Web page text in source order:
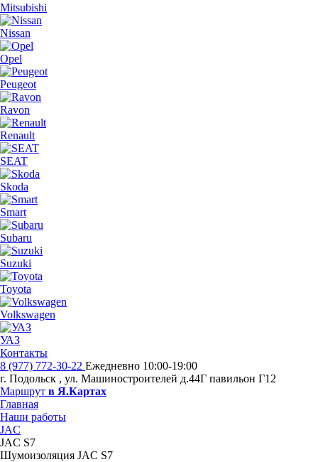
Mitsubishi
Nissan
Opel
Peugeot
Ravon
Renault
SEAT
Skoda
Smart
Subaru
Suzuki
Toyota
Volkswagen
УАЗ
Контакты
8 (977) 772-30-22 Ежедневно 10:00-19:00
г. Подольск , ул. Машиностроителей д.44Г павильон Г12
Маршрут в Я.Картах
Главная
Наши работы
JAC
JAC S7
Шумоизоляция JAC S7